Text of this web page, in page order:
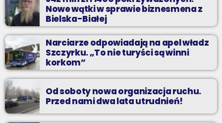
Nowe wątki w sprawie biznesmena z
Bielska-Białej
Narciarze odpowiadają na apel władz
Szczyrku. „To nie turyści są winni
korkom”
Od soboty nowa organizacja ruchu.
Przed nami dwa lata utrudnień!